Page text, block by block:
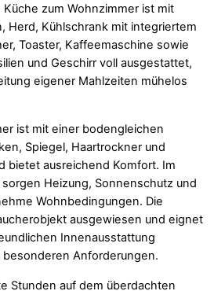
zum Wohnzimmer ist mit
Herd, Kühlschrank mit integriertem
Toaster, Kaffeemaschine sowie
und Geschirr voll ausgestattet,
eigener Mahlzeiten mühelos
ist mit einer bodengleichen
Spiegel, Haartrockner und
bietet ausreichend Komfort. Im
Heizung, Sonnenschutz und
Wohnbedingungen. Die
ausgewiesen und eignet
Innenausstattung
Anforderungen.
Stunden auf dem überdachten